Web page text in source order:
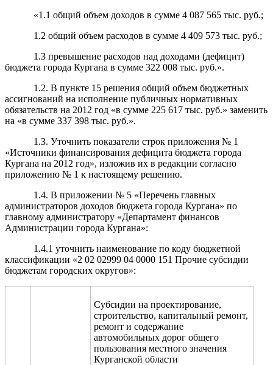
«1.1 общий объем доходов в сумме 4 087 565 тыс. руб.;
1.2 общий объем расходов в сумме 4 409 573 тыс. руб.;
1.3 превышение расходов над доходами (дефицит)
бюджета города Кургана в сумме 322 008 тыс. руб.».
1.2. В пункте 15 решения общий объем бюджетных
ассигнований на исполнение публичных нормативных
обязательств на 2012 год «в сумме 225 617 тыс. руб.» заменить
на «в сумме 337 398 тыс. руб.».
1.3. Уточнить показатели строк приложения № 1
«Источники финансирования дефицита бюджета города
Кургана на 2012 год», изложив их в редакции согласно
приложению № 1 к настоящему решению.
1.4. В приложении № 5 «Перечень главных
администраторов доходов бюджета города Кургана» по
главному администратору «Департамент финансов
Администрации города Кургана»:
1.4.1 уточнить наименование по коду бюджетной
классификации «2 02 02999 04 0000 151 Прочие субсидии
бюджетам городских округов»:
Субсидии на проектирование,
строительство, капитальный ремонт,
ремонт и содержание
автомобильных дорог общего
пользования местного значения
Курганской области